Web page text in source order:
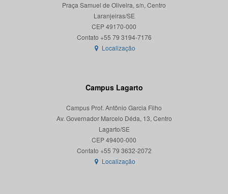
Praça Samuel de Oliveira, s/n, Centro
Laranjeiras/SE
CEP 49170-000
Localização
Campus Lagarto
Campus Prof. Antônio Garcia Filho
Av. Governador Marcelo Déda, 13, Centro
Lagarto/SE
CEP 49400-000
Localização